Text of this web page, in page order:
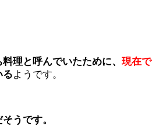
理と呼んでいたために、 現在で
るようです。
うです。